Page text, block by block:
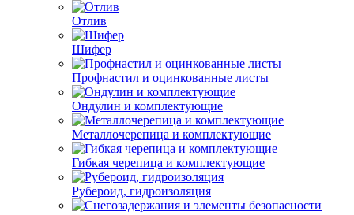
Отлив
Шифер
Профнастил и оцинкованные листы
Ондулин и комплектующие
Металлочерепица и комплектующие
Гибкая черепица и комплектующие
Рубероид, гидроизоляция